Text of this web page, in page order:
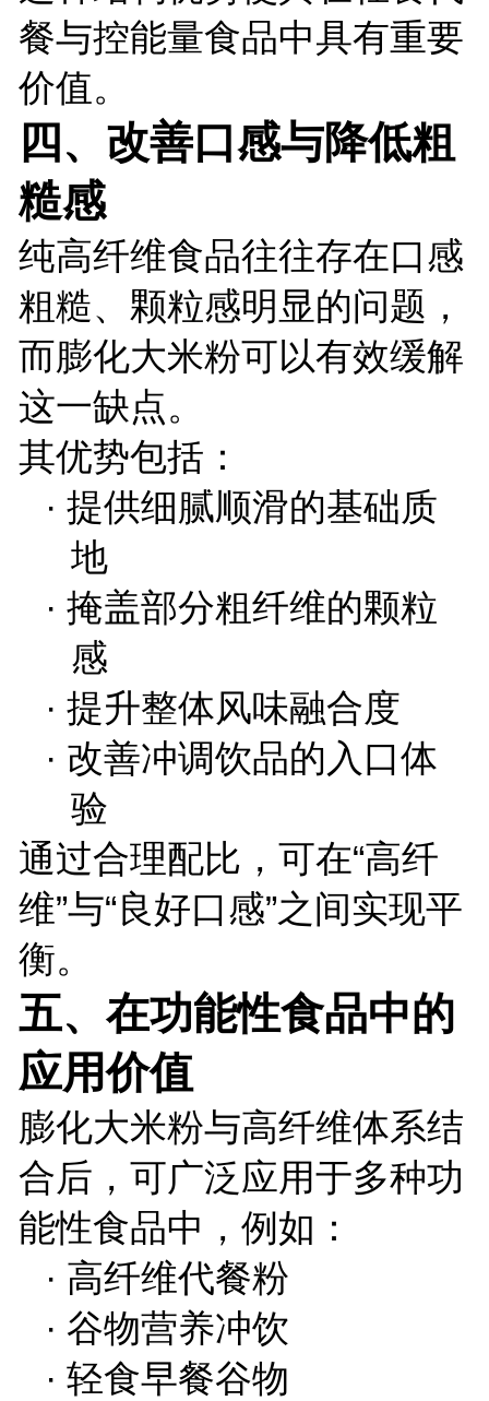
餐与控能量食品中具有重要
价值。
四、改善口感与降低粗
糙感
纯高纤维食品往往存在口感
粗糙、颗粒感明显的问题，
而膨化大米粉可以有效缓解
这一缺点。
其优势包括：
· 提供细腻顺滑的基础质
地
· 掩盖部分粗纤维的颗粒
感
· 提升整体风味融合度
· 改善冲调饮品的入口体
验
通过合理配比，可在“高纤
维”与“良好口感”之间实现平
衡。
五、在功能性食品中的
应用价值
膨化大米粉与高纤维体系结
合后，可广泛应用于多种功
能性食品中，例如：
· 高纤维代餐粉
· 谷物营养冲饮
· 轻食早餐谷物